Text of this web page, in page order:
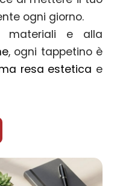
ogni giorno.
materiali e alla
, ogni tappetino è
resa estetica e